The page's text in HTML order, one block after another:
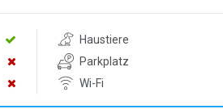
Haustiere
Parkplatz
Wi-Fi